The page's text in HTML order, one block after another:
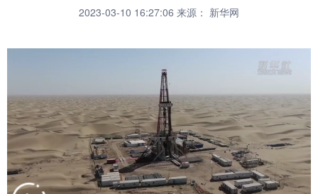
全球连线
科技 科创 量子 体育
访谈 视频 图片 政务
中央文件 金融 汽车
食品 人居 信息化 数字经济
2023-03-10 16:27:06 来源： 新华网